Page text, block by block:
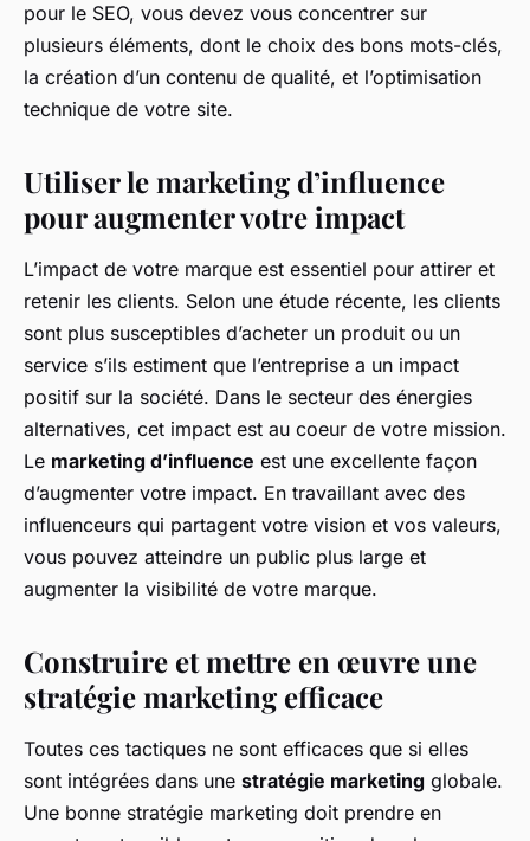
pour le SEO, vous devez vous concentrer sur
plusieurs éléments, dont le choix des bons mots-clés,
la création d’un contenu de qualité, et l’optimisation
technique de votre site.
Utiliser le marketing d’influence
pour augmenter votre impact
L’impact de votre marque est essentiel pour attirer et
retenir les clients. Selon une étude récente, les clients
sont plus susceptibles d’acheter un produit ou un
service s’ils estiment que l’entreprise a un impact
positif sur la société. Dans le secteur des énergies
alternatives, cet impact est au coeur de votre mission.
Le marketing d’influence est une excellente façon
d’augmenter votre impact. En travaillant avec des
influenceurs qui partagent votre vision et vos valeurs,
vous pouvez atteindre un public plus large et
augmenter la visibilité de votre marque.
Construire et mettre en œuvre une
stratégie marketing efficace
Toutes ces tactiques ne sont efficaces que si elles
sont intégrées dans une stratégie marketing globale.
Une bonne stratégie marketing doit prendre en